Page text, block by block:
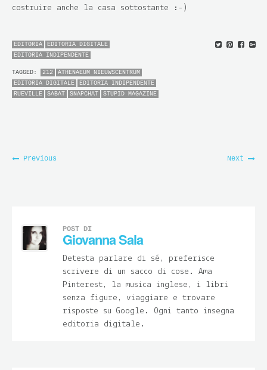
costruire anche la casa sottostante :-)
EDITORIA
EDITORIA DIGITALE
EDITORIA INDIPENDENTE
TAGGED: 212
ATHENAEUM NIEUWSCENTRUM
EDITORIA DIGITALE
EDITORIA INDIPENDENTE
RUEVILLE
SABAT SNAPCHAT STUPID MAGAZINE
Previous Next
POST DI
Giovanna Sala
Detesta parlare di sé, preferisce
scrivere di un sacco di cose. Ama
Pinterest, la musica inglese, i libri
senza figure, viaggiare e trovare
risposte su Google. Ogni tanto insegna
editoria digitale.